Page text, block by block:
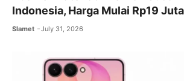
Indonesia, Harga Mulai Rp19
Slamet July 31, 2026